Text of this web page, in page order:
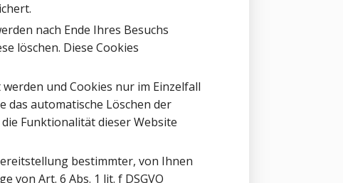
nach Ende Ihres Besuchs
löschen. Diese Cookies
und Cookies nur im Einzelfall
das automatische Löschen der
Funktionalität dieser Website
bestimmter, von Ihnen
Art. 6 Abs. 1 lit. f DSGVO